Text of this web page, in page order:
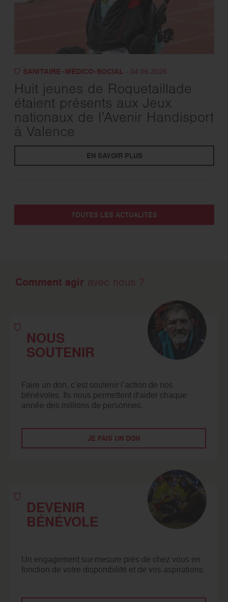
SANITAIRE -MÉDICO-SOCIAL - 04.06.2026
Huit jeunes de Roquetaillade
étaient présents aux Jeux
nationaux de l’Avenir Handisport
à Valence
EN SAVOIR PLUS
TOUTES LES ACTUALITÉS
Comment agir avec nous ?
NOUS
SOUTENIR
Faire un don, c’est soutenir l’action de nos
bénévoles. Ils nous permettent d'aider chaque
année des millions de personnes.
JE FAIS UN DON
DEVENIR
BÉNÉVOLE
Un engagement sur-mesure près de chez vous en
fonction de votre disponibilité et de vos aspirations.